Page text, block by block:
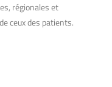
régionales et
ceux des patients.